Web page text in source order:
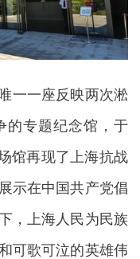
一座反映两次淞
的专题纪念馆，于
馆再现了上海抗战
示在中国共产党倡
，上海人民为民族
可歌可泣的英雄伟